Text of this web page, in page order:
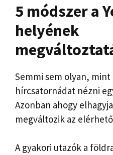
5 módszer a
helyének
Semmi sem olyan,
hírcsatornádat nézni
Azonban ahogy
megváltozik az
A gyakori utazók a